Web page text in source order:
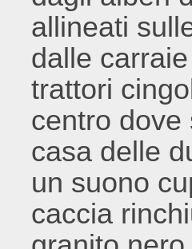
allineati
dalle
trattori
centro dove
casa delle
un suono
caccia